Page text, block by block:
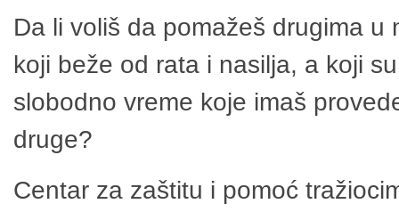
Da li voliš da pomažeš drugima
koji beže od rata i nasilja, a koji
slobodno vreme koje imaš
druge?
Centar za zaštitu i pomoć